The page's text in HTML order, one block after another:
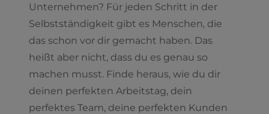
Unternehmen? Für jeden Schritt in der
Selbstständigkeit gibt es Menschen, die
das schon vor dir gemacht haben. Das
heißt aber nicht, dass du es genau so
machen musst. Finde heraus, wie du dir
deinen perfekten Arbeitstag, dein
perfektes Team, deine perfekten Kunden